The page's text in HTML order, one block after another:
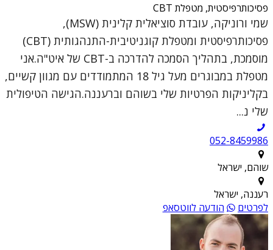
פסיכותרפיסטית, מטפלת CBT
שמי ורוניקה, עובדת סוציאלית קלינית (MSW),
פסיכותרפיסטית ומטפלת קוגניטיבית-התנהגותית (CBT)
מוסמכת, בתהליך הסמכה להדרכה ב-CBT של איט"ה.אני
מטפלת במבוגרים מעל גיל 18 המתמודדים עם מגוון קשיים,
בקליניקות הפרטיות שלי בשוהם וברעננה.הגישה הטיפולית
שלי נ...
052-8459986
שוהם, ישראל
רעננה, ישראל
לפרטים
הודעה לווטסאפ